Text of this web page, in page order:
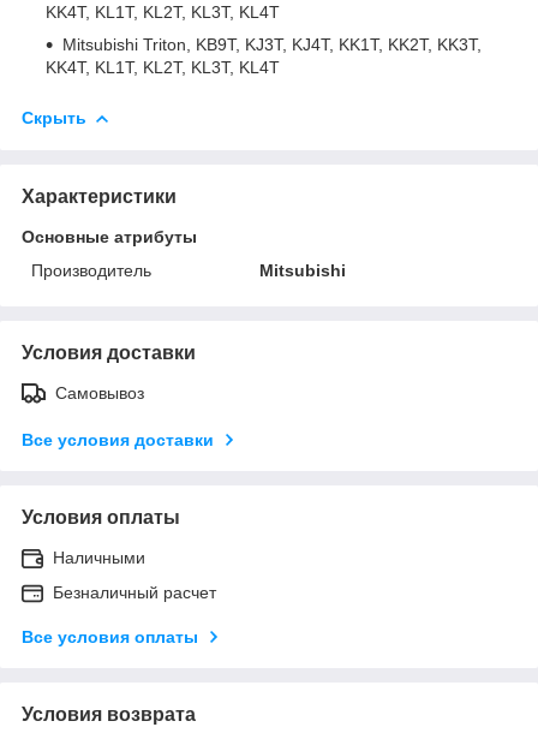
KK4T, KL1T, KL2T, KL3T, KL4T
Mitsubishi Triton, KB9T, KJ3T, KJ4T, KK1T, KK2T, KK3T,
KK4T, KL1T, KL2T, KL3T, KL4T
Скрыть
Характеристики
Основные атрибуты
Производитель
Mitsubishi
Условия доставки
Самовывоз
Все условия доставки
Условия оплаты
Наличными
Безналичный расчет
Все условия оплаты
Условия возврата